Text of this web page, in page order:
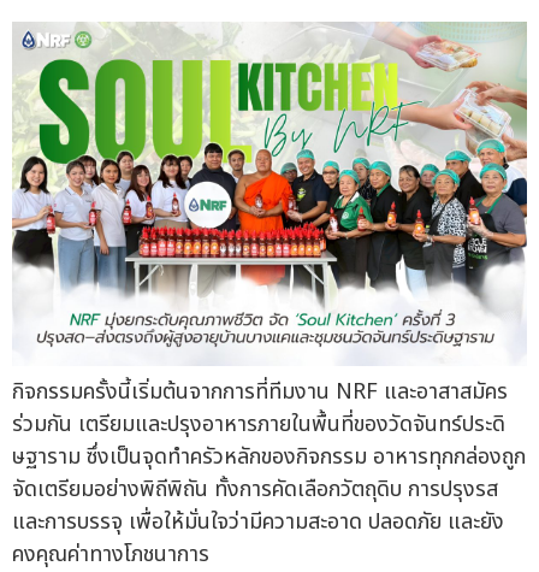
กิจกรรมครั้งนี้เริ่มต้นจากการที่ทีมงาน NRF และอาสาสมัคร
ร่วมกัน เตรียมและปรุงอาหารภายในพื้นที่ของวัดจันทร์ประดิ
ษฐาราม ซึ่งเป็นจุดทำครัวหลักของกิจกรรม อาหารทุกกล่องถูก
จัดเตรียมอย่างพิถีพิถัน ทั้งการคัดเลือกวัตถุดิบ การปรุงรส
และการบรรจุ เพื่อให้มั่นใจว่ามีความสะอาด ปลอดภัย และยัง
คงคุณค่าทางโภชนาการ